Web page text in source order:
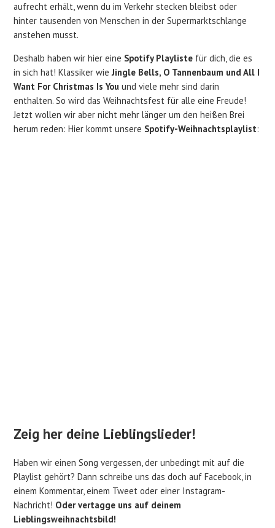
aufrecht erhält, wenn du im Verkehr stecken bleibst oder
hinter tausenden von Menschen in der Supermarktschlange
anstehen musst.
Deshalb haben wir hier eine Spotify Playliste für dich, die es
in sich hat! Klassiker wieJingle Bells, O Tannenbaum und All I
Want For Christmas Is You und viele mehr sind darin
enthalten. So wird das Weihnachtsfest für alle eine Freude!
Jetzt wollen wir aber nicht mehr länger um den heißen Brei
herum reden: Hier kommt unsere Spotify-Weihnachtsplaylist:
Zeig her deine Lieblingslieder!
Haben wir einen Song vergessen, der unbedingt mit auf die
Playlist gehört? Dann schreibe uns das doch auf Facebook, in
einem Kommentar, einem Tweet oder einer Instagram-
Nachricht! Oder vertagge uns auf deinem
Lieblingsweihnachtsbild!